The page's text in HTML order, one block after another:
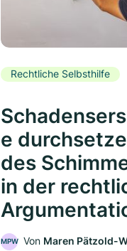
Rechtliche Selbsthilfe
e
des
in der
MPW Von Maren Pätzold-